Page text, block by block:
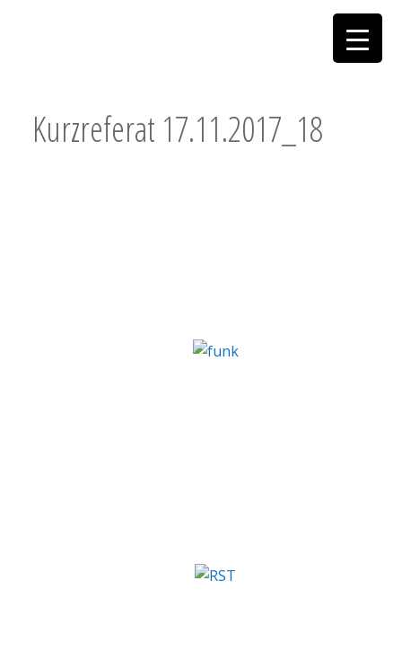
Kurzreferat 17.11.2017_18